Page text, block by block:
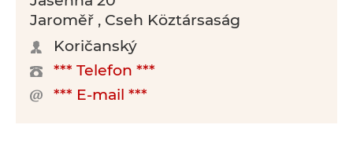
Jaroměř , Cseh Köztársaság
Koričanský
*** Telefon ***
*** E-mail ***